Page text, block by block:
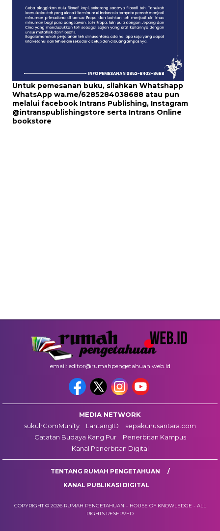
Untuk pemesanan buku, silahkan Whatshapp
WhatsApp wa.me/6285284038688 atau pun
melalui facebook Intrans Publishing, Instagram
@intranspublishingstore serta Intrans Online
bookstore
email: editor@rumahpengetahuan.web.id
MEDIA NETWORK
sukuhComMunity
LantangID
sepakunusantara.com
Catatan Budaya Kang Pur
Penerbitan Kampus
Kanal Penerbitan Digital
TENTANG RUMAH PENGETAHUAN
KANAL PUBLIKASI DIGITAL
COPYRIGHT © 2026 RUMAH PENGETAHUAN – HOUSE OF KNOWLEDGE - ALL
RIGHTS RESERVED